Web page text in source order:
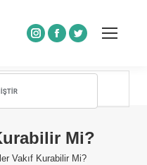
Instagram
Facebook
Twitter
Mi?
Vakıf Kurabilir Mi?